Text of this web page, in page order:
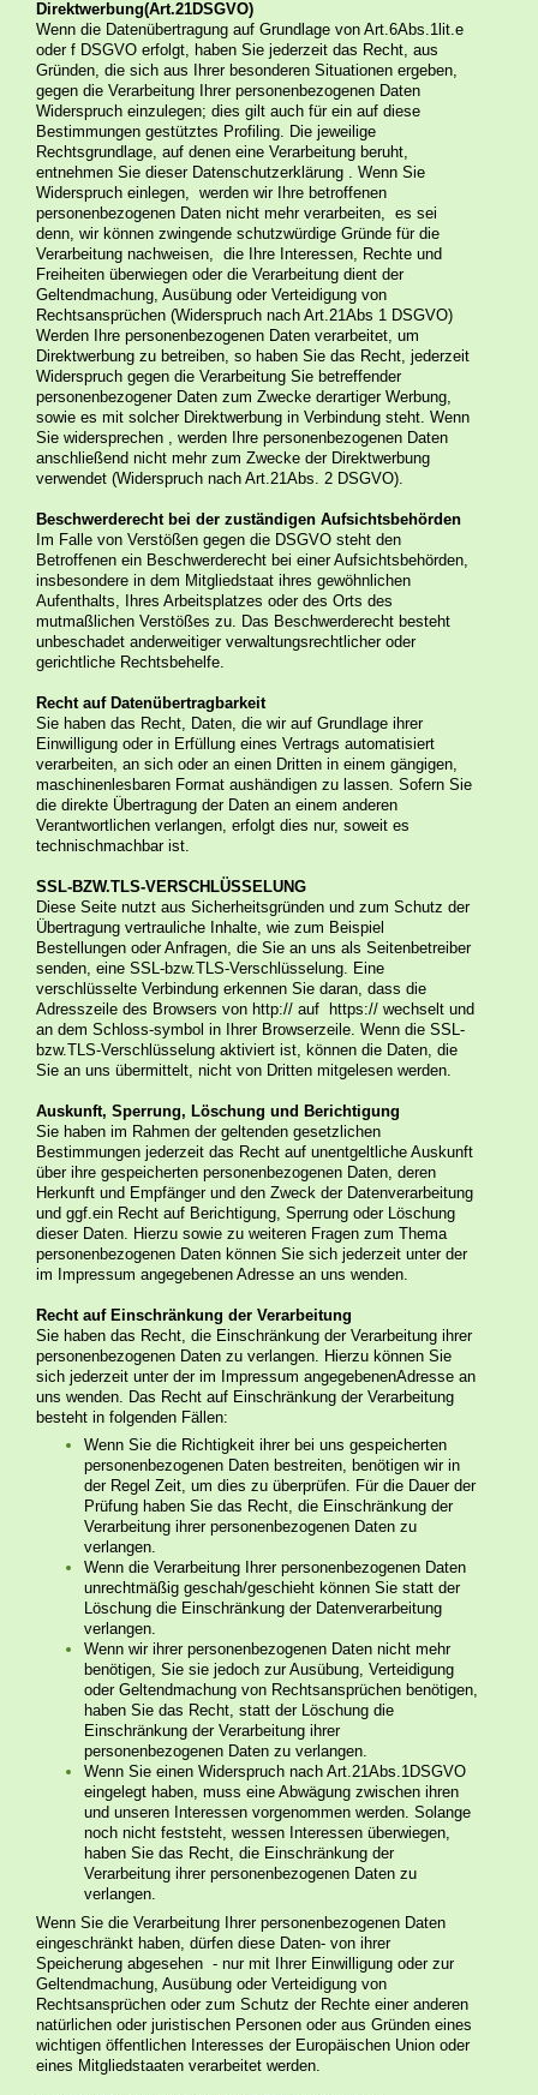
Direktwerbung(Art.21DSGVO)
Wenn die Datenübertragung auf Grundlage von Art.6Abs.1lit.e
oder f DSGVO erfolgt, haben Sie jederzeit das Recht, aus
Gründen, die sich aus Ihrer besonderen Situationen ergeben,
gegen die Verarbeitung Ihrer personenbezogenen Daten
Widerspruch einzulegen; dies gilt auch für ein auf diese
Bestimmungen gestütztes Profiling. Die jeweilige
Rechtsgrundlage, auf denen eine Verarbeitung beruht,
entnehmen Sie dieser Datenschutzerklärung . Wenn Sie
Widerspruch einlegen, werden wir Ihre betroffenen
personenbezogenen Daten nicht mehr verarbeiten, es sei
denn, wir können zwingende schutzwürdige Gründe für die
Verarbeitung nachweisen, die Ihre Interessen, Rechte und
Freiheiten überwiegen oder die Verarbeitung dient der
Geltendmachung, Ausübung oder Verteidigung von
Rechtsansprüchen (Widerspruch nach Art.21Abs 1 DSGVO)
Werden Ihre personenbezogenen Daten verarbeitet, um
Direktwerbung zu betreiben, so haben Sie das Recht, jederzeit
Widerspruch gegen die Verarbeitung Sie betreffender
personenbezogener Daten zum Zwecke derartiger Werbung,
sowie es mit solcher Direktwerbung in Verbindung steht. Wenn
Sie widersprechen , werden Ihre personenbezogenen Daten
anschließend nicht mehr zum Zwecke der Direktwerbung
verwendet (Widerspruch nach Art.21Abs. 2 DSGVO).
Beschwerderecht bei der zuständigen Aufsichtsbehörden
Im Falle von Verstößen gegen die DSGVO steht den
Betroffenen ein Beschwerderecht bei einer Aufsichtsbehörden,
insbesondere in dem Mitgliedstaat ihres gewöhnlichen
Aufenthalts, Ihres Arbeitsplatzes oder des Orts des
mutmaßlichen Verstößes zu. Das Beschwerderecht besteht
unbeschadet anderweitiger verwaltungsrechtlicher oder
gerichtliche Rechtsbehelfe.
Recht auf Datenübertragbarkeit
Sie haben das Recht, Daten, die wir auf Grundlage ihrer
Einwilligung oder in Erfüllung eines Vertrags automatisiert
verarbeiten, an sich oder an einen Dritten in einem gängigen,
maschinenlesbaren Format aushändigen zu lassen. Sofern Sie
die direkte Übertragung der Daten an einem anderen
Verantwortlichen verlangen, erfolgt dies nur, soweit es
technischmachbar ist.
SSL-BZW.TLS-VERSCHLÜSSELUNG
Diese Seite nutzt aus Sicherheitsgründen und zum Schutz der
Übertragung vertrauliche Inhalte, wie zum Beispiel
Bestellungen oder Anfragen, die Sie an uns als Seitenbetreiber
senden, eine SSL-bzw.TLS-Verschlüsselung. Eine
verschlüsselte Verbindung erkennen Sie daran, dass die
Adresszeile des Browsers von http:// auf https:// wechselt und
an dem Schloss-symbol in Ihrer Browserzeile. Wenn die SSL-
bzw.TLS-Verschlüsselung aktiviert ist, können die Daten, die
Sie an uns übermittelt, nicht von Dritten mitgelesen werden.
Auskunft, Sperrung, Löschung und Berichtigung
Sie haben im Rahmen der geltenden gesetzlichen
Bestimmungen jederzeit das Recht auf unentgeltliche Auskunft
über ihre gespeicherten personenbezogenen Daten, deren
Herkunft und Empfänger und den Zweck der Datenverarbeitung
und ggf.ein Recht auf Berichtigung, Sperrung oder Löschung
dieser Daten. Hierzu sowie zu weiteren Fragen zum Thema
personenbezogenen Daten können Sie sich jederzeit unter der
im Impressum angegebenen Adresse an uns wenden.
Recht auf Einschränkung der Verarbeitung
Sie haben das Recht, die Einschränkung der Verarbeitung ihrer
personenbezogenen Daten zu verlangen. Hierzu können Sie
sich jederzeit unter der im Impressum angegebenenAdresse an
uns wenden. Das Recht auf Einschränkung der Verarbeitung
besteht in folgenden Fällen:
​Wenn Sie die Richtigkeit ihrer bei uns gespeicherten
personenbezogenen Daten bestreiten, benötigen wir in
der Regel Zeit, um dies zu überprüfen. Für die Dauer der
Prüfung haben Sie das Recht, die Einschränkung der
Verarbeitung ihrer personenbezogenen Daten zu
verlangen.
Wenn die Verarbeitung Ihrer personenbezogenen Daten
unrechtmäßig geschah/geschieht können Sie statt der
Löschung die Einschränkung der Datenverarbeitung
verlangen.
Wenn wir ihrer personenbezogenen Daten nicht mehr
benötigen, Sie sie jedoch zur Ausübung, Verteidigung
oder Geltendmachung von Rechtsansprüchen benötigen,
haben Sie das Recht, statt der Löschung die
Einschränkung der Verarbeitung ihrer
personenbezogenen Daten zu verlangen.
Wenn Sie einen Widerspruch nach Art.21Abs.1DSGVO
eingelegt haben, muss eine Abwägung zwischen ihren
und unseren Interessen vorgenommen werden. Solange
noch nicht feststeht, wessen Interessen überwiegen,
haben Sie das Recht, die Einschränkung der
Verarbeitung ihrer personenbezogenen Daten zu
verlangen.
​Wenn Sie die Verarbeitung Ihrer personenbezogenen Daten
eingeschränkt haben, dürfen diese Daten- von ihrer
Speicherung abgesehen - nur mit Ihrer Einwilligung oder zur
Geltendmachung, Ausübung oder Verteidigung von
Rechtsansprüchen oder zum Schutz der Rechte einer anderen
natürlichen oder juristischen Personen oder aus Gründen eines
wichtigen öffentlichen Interesses der Europäischen Union oder
eines Mitgliedstaaten verarbeitet werden.